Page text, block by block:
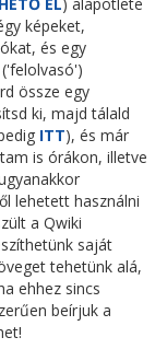
képeket,
és egy
össze egy
ki, majd tálald
ITT), és már
is órákon, illetve
lehetett használni
a Qwiki
saját
tehetünk alá,
ehhez sincs
beírjuk a